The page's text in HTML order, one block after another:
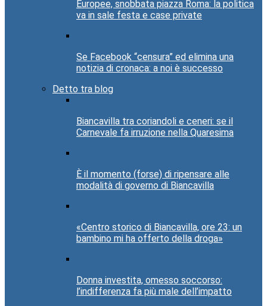
Europee, snobbata piazza Roma: la politica
va in sale festa e case private
Se Facebook “censura” ed elimina una
notizia di cronaca: a noi è successo
Detto tra blog
Biancavilla tra coriandoli e ceneri: se il
Carnevale fa irruzione nella Quaresima
È il momento (forse) di ripensare alle
modalità di governo di Biancavilla
«Centro storico di Biancavilla, ore 23: un
bambino mi ha offerto della droga»
Donna investita, omesso soccorso:
l’indifferenza fa più male dell’impatto